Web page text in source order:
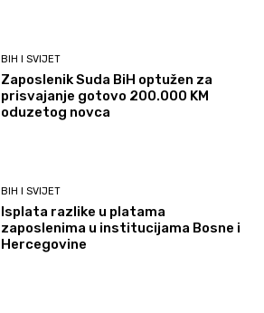
BIH I SVIJET
Zaposlenik Suda BiH optužen za
prisvajanje gotovo 200.000 KM
oduzetog novca
BIH I SVIJET
Isplata razlike u platama
zaposlenima u institucijama Bosne i
Hercegovine